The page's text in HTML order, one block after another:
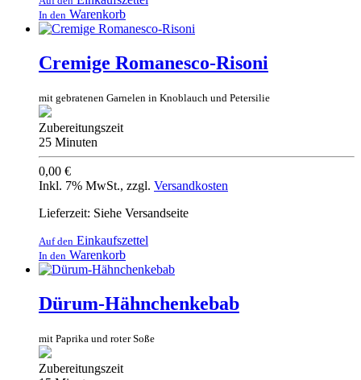
In den Warenkorb
Cremige Romanesco-Risoni
mit gebratenen Garnelen in Knoblauch und Petersilie
Zubereitungszeit
25 Minuten
0,00 €
Inkl. 7% MwSt., zzgl. Versandkosten
Lieferzeit: Siehe Versandseite
Auf den Einkaufszettel
In den Warenkorb
Dürum-Hähnchenkebab
mit Paprika und roter Soße
Zubereitungszeit